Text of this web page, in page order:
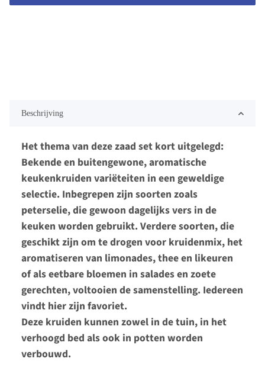
Beschrijving
Het thema van deze zaad set kort uitgelegd:
Bekende en buitengewone, aromatische
keukenkruiden variëteiten in een geweldige
selectie. Inbegrepen zijn soorten zoals
peterselie, die gewoon dagelijks vers in de
keuken worden gebruikt. Verdere soorten, die
geschikt zijn om te drogen voor kruidenmix, het
aromatiseren van limonades, thee en likeuren
of als eetbare bloemen in salades en zoete
gerechten, voltooien de samenstelling. Iedereen
vindt hier zijn favoriet.
Deze kruiden kunnen zowel in de tuin, in het
verhoogd bed als ook in potten worden
verbouwd.